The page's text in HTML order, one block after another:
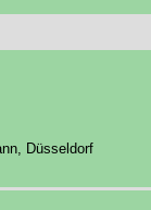
Düsseldorf